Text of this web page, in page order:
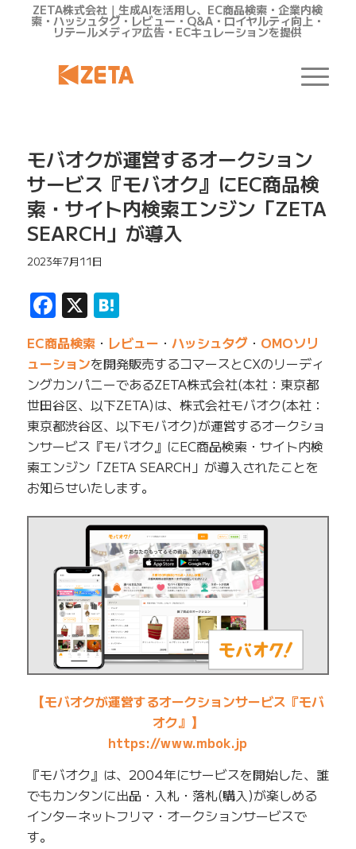
ZETA株式会社｜生成AIを活用し、EC商品検索・企業内検
索・ハッシュタグ・レビュー・Q&A・ロイヤルティ向上・
リテールメディア広告・ECキュレーションを提供
モバオクが運営するオークション
サービス『モバオク』にEC商品検
索・サイト内検索エンジン「ZETA
SEARCH」が導入
2023年7月11日
Facebook
X Hatena
EC商品検索・ レビュー ・ ハッシュタグ・ OMOソリ
ューションを開発販売するコマースとCXのリーディ
ングカンパニーであるZETA株式会社(本社：東京都
世田谷区、以下ZETA)は、株式会社モバオク(本社：
東京都渋谷区、以下モバオク)が運営するオークショ
ンサービス『モバオク』にEC商品検索・サイト内検
索エンジン「ZETA SEARCH」が導入されたことを
お知らせいたします。
【モバオクが運営するオークションサービス『モバ
オク』】
https://www.mbok.jp
『モバオク』は、2004年にサービスを開始した、誰
でもカンタンに出品・入札・落札(購入)が楽しめる
インターネットフリマ・オークションサービスで
す。